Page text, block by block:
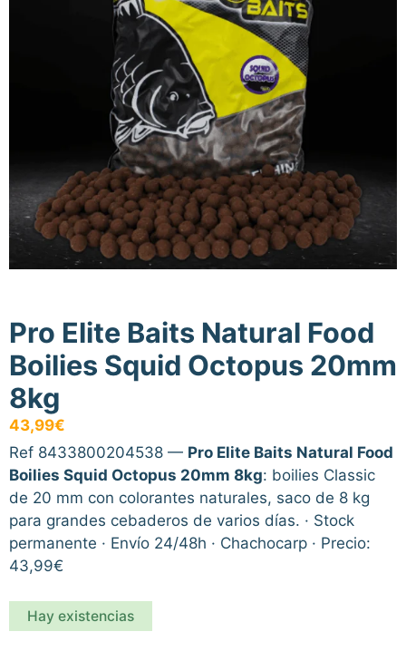
Pro Elite Baits Natural Food
Boilies Squid Octopus 20mm
8kg
43,99€
Ref 8433800204538 — Pro Elite Baits Natural Food
Boilies Squid Octopus 20mm 8kg: boilies Classic
de 20 mm con colorantes naturales, saco de 8 kg
para grandes cebaderos de varios días. · Stock
permanente · Envío 24/48h · Chachocarp · Precio:
43,99€
Hay existencias